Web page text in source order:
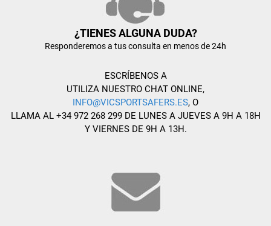
¿TIENES ALGUNA DUDA?
Responderemos a tus consulta en menos de 24h
ESCRÍBENOS A
UTILIZA NUESTRO CHAT ONLINE,
INFO@VICSPORTSAFERS.ES, O
LLAMA AL +34 972 268 299 DE LUNES A JUEVES A 9H A 18H
Y VIERNES DE 9H A 13H.